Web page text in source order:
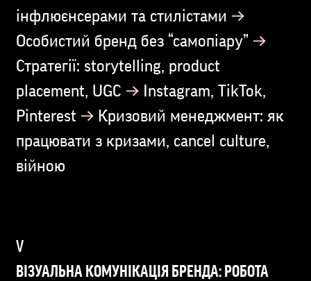
інфлюєнсерами та стилістами →
Особистий бренд без “самопіару” →
Стратегії: storytelling, product
placement, UGC →Іnstagram, TikTok,
Pinterest →Кризовий менеджмент: як
працювати з кризами, cancel culture,
війною
ВІЗУАЛЬНА КОМУНІКАЦІЯ БРЕНДА: РОБОТА